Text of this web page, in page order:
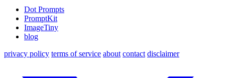
Dot Prompts
PromptKit
ImageTiny
blog
privacy policy terms of service about contact disclaimer